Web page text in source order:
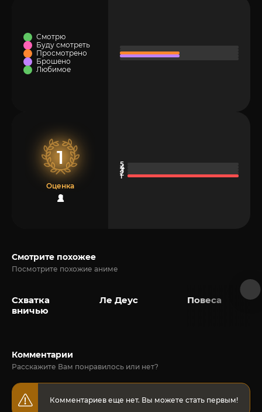
Смотрю
Буду смотреть
Просмотрено
Брошено
Любимое
1
Оценка
1
Смотрите похожее
Посмотрите похожие аниме
Схватка
вничью
Ле Деус Повеса
Комментарии
Расскажите Вам понравилось или нет?
Комментариев еще нет. Вы можете стать первым!